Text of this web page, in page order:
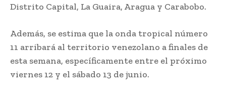
Distrito Capital, La Guaira, Aragua y Carabobo.
Además, se estima que la onda tropical número
11 arribará al territorio venezolano a finales de
esta semana, específicamente entre el próximo
viernes 12 y el sábado 13 de junio.